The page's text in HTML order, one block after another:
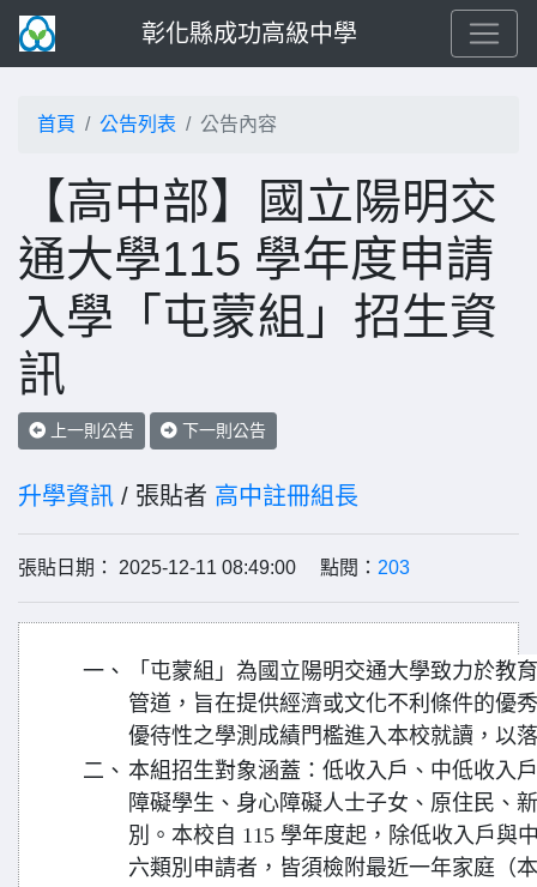
彰化縣成功高級中學
首頁 公告列表 公告內容
【高中部】國立陽明交
通大學115 學年度申請
入學「屯蒙組」招生資
訊
上一則公告 下一則公告
升學資訊 / 張貼者 高中註冊組長
張貼日期： 2025-12-11 08:49:00 點閱： 203
一、
「屯蒙組」為國立陽明交通大學致力於教
管道，旨在提供經濟或文化不利條件的優
優待性之學測成績門檻進入本校就讀，以
二、 本組招生對象涵蓋：低收入戶、中低收入
障礙學生、身心障礙人士子女、原住民、
別。本校自 115 學年度起，除低收入戶與
六類別申請者，皆須檢附最近一年家庭（